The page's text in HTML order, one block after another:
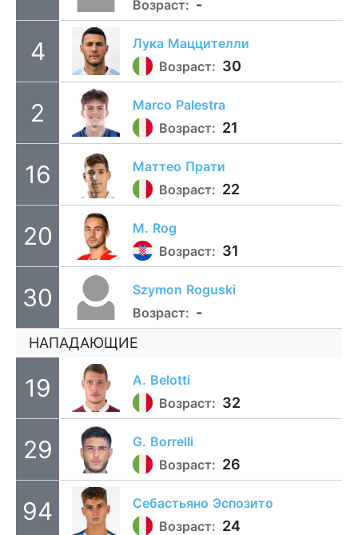
Возраст: -
4 Лука Маццителли
Возраст: 30
2 Marco Palestra
Возраст: 21
16 Маттео Прати
Возраст: 22
20 M. Rog
Возраст: 31
30 Szymon Roguski
Возраст: -
НАПАДАЮЩИЕ
19 A. Belotti
Возраст: 32
29 G. Borrelli
Возраст: 26
94 Себастьяно Эспозито
Возраст: 24